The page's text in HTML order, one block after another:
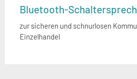
Bluetooth-
zur sicheren und schnurlosen
Einzelhandel